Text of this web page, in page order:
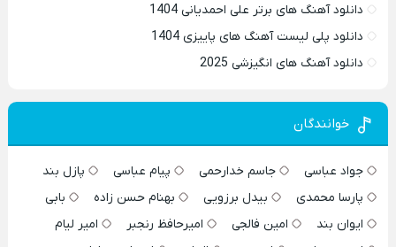
دانلود آهنگ های برتر علی احمدیانی 1404
دانلود پلی لیست آهنگ های پاییزی 1404
دانلود آهنگ های انگیزشی 2025
خوانندگان
جواد عباسی جاسم خدارحمی پیام عباسی
پازل بند
پارسا محمدی
بیدل برزویی بهنام حسن زاده
بابی
ایوان بند
امین فالجی امیرحافظ رنجبر
امیر لیام